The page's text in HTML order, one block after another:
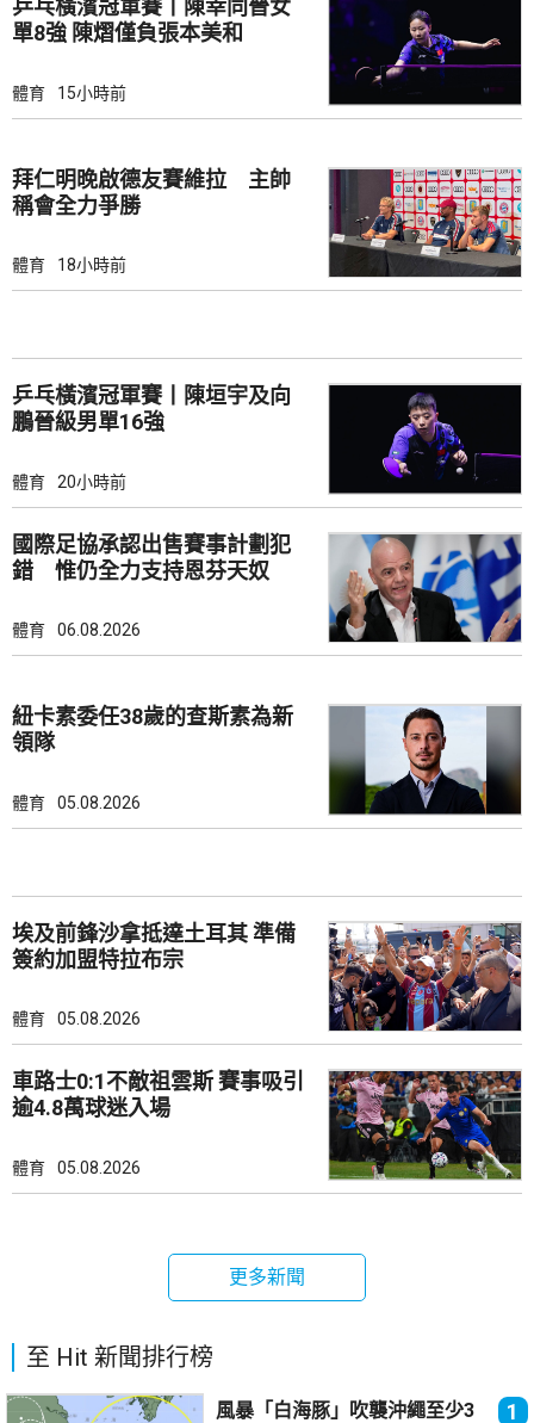
乒乓橫濱冠軍賽丨陳幸同晉女
單8強 陳熠僅負張本美和
體育 15小時前
拜仁明晚啟德友賽維拉 主帥
稱會全力爭勝
體育 18小時前
乒乓橫濱冠軍賽丨陳垣宇及向
鵬晉級男單16強
體育 20小時前
國際足協承認出售賽事計劃犯
錯 惟仍全力支持恩芬天奴
體育 06.08.2026
紐卡素委任38歲的查斯素為新
領隊
體育 05.08.2026
埃及前鋒沙拿抵達土耳其 準備
簽約加盟特拉布宗
體育 05.08.2026
車路士0:1不敵祖雲斯 賽事吸引
逾4.8萬球迷入場
體育 05.08.2026
更多新聞
至 Hit 新聞排行榜
風暴「白海豚」吹襲沖繩至少3
1